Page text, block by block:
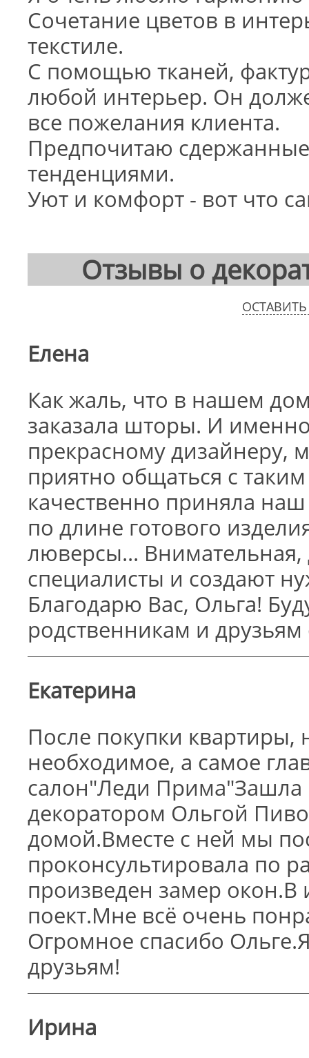
Сочетание цветов в
текстиле.
С помощью тканей,
любой интерьер. Он
все пожелания клиента.
Предпочитаю
тенденциями.
Уют и комфорт - вот что
Отзывы о
Елена
Как жаль, что в нашем
заказала шторы. И
прекрасному дизайнеру,
приятно общаться с
качественно приняла
по длине готового
люверсы... Внимательная,
специалисты и создают
Благодарю Вас, Ольга!
родственникам и
Екатерина
После покупки квартиры,
необходимое, а самое
салон"Леди Прима"Зашла
декоратором Ольгой
домой.Вместе с ней мы
проконсультировала по
произведен замер окон.В
поект.Мне всё очень
Огромное спасибо
друзьям!
Ирина